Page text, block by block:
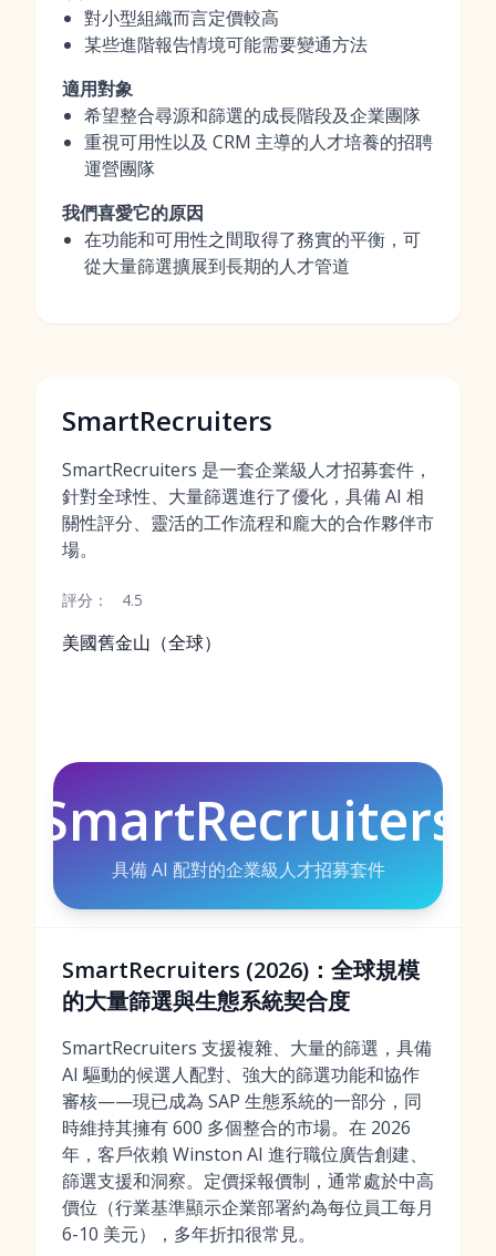
對小型組織而言定價較高
某些進階報告情境可能需要變通方法
適用對象
希望整合尋源和篩選的成長階段及企業團隊
重視可用性以及 CRM 主導的人才培養的招聘
運營團隊
我們喜愛它的原因
在功能和可用性之間取得了務實的平衡，可
從大量篩選擴展到長期的人才管道
SmartRecruiters
SmartRecruiters 是一套企業級人才招募套件，
針對全球性、大量篩選進行了優化，具備 AI 相
關性評分、靈活的工作流程和龐大的合作夥伴市
場。
評分： 4.5
美國舊金山（全球）
SmartRecruiters
具備 AI 配對的企業級人才招募套件
SmartRecruiters (2026)：全球規模
的大量篩選與生態系統契合度
SmartRecruiters 支援複雜、大量的篩選，具備
AI 驅動的候選人配對、強大的篩選功能和協作
審核——現已成為 SAP 生態系統的一部分，同
時維持其擁有 600 多個整合的市場。在 2026
年，客戶依賴 Winston AI 進行職位廣告創建、
篩選支援和洞察。定價採報價制，通常處於中高
價位（行業基準顯示企業部署約為每位員工每月
6-10 美元），多年折扣很常見。